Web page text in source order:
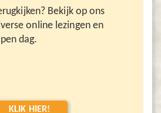
Bekijk op ons
online lezingen en
dag.
KLIK HIER!